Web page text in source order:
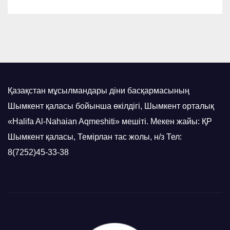
Қазақстан мұсылмандары діни басқармасының
Шымкент қаласы бойынша өкілдігі, Шымкент орталық
«Halifa Al-Nahaian Aqmeshiti» мешіті. Мекен жайы: ҚР
Шымкент қаласы, Темірлан тас жолы, н/з Тел:
8(7252)45-33-38